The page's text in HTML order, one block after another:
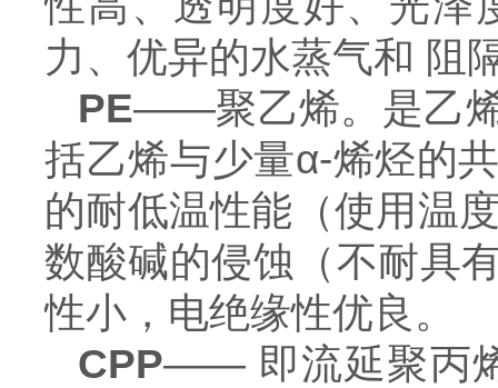
力、优异的水蒸气和 阻
PE——聚乙烯。是乙烯
括乙烯与少量α-烯烃的
的耐低温性能（使用温
数酸碱的侵蚀（不耐具
性小，电绝缘性优良。
CPP—— 即流延聚丙